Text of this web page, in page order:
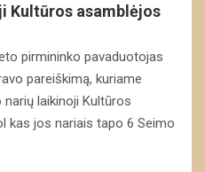
Kultūros asamblėjos
pirmininko pavaduotojas
pareiškimą, kuriame
laikinoji Kultūros
kas jos nariais tapo 6 Seimo